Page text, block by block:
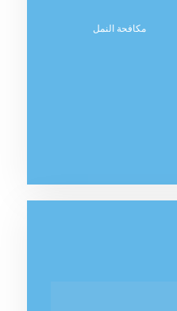
مكافحة النمل